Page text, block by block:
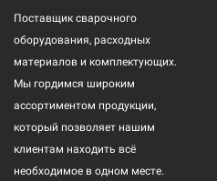
Поставщик сварочного
оборудования, расходных
материалов и комплектующих.
Мы гордимся широким
ассортиментом продукции,
который позволяет нашим
клиентам находить всё
необходимое в одном месте.